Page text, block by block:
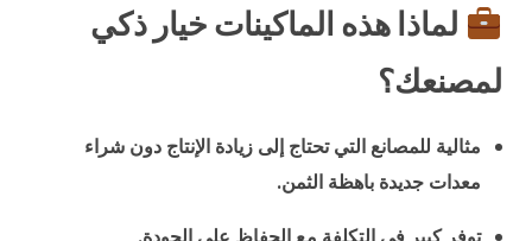
لماذا هذه الماكينات خيار ذكي
لمصنعك؟
مثالية للمصانع التي تحتاج إلى زيادة الإنتاج دون شراء
معدات جديدة باهظة الثمن.